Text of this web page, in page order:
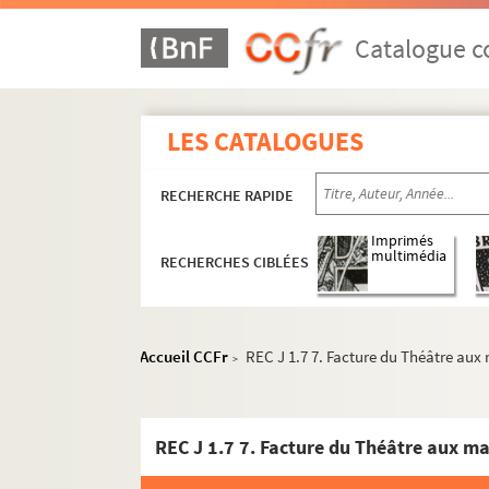
Catalogue
LES CATALOGUES
RECHERCHE RAPIDE
RECHERCHES CIBLÉES
Imprimés
multimédia
Accueil CCFr > REC J 1.7 7. Facture du Théâtre
REC J 1-11. Œuvre artistique et carrière.
REC J 1.1-12. Alain Recoing interprète.